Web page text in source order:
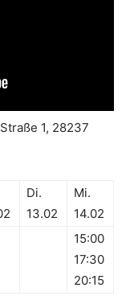
1, 28237
Di.
13.02
Mi.
14.02
15:00
17:30
20:15